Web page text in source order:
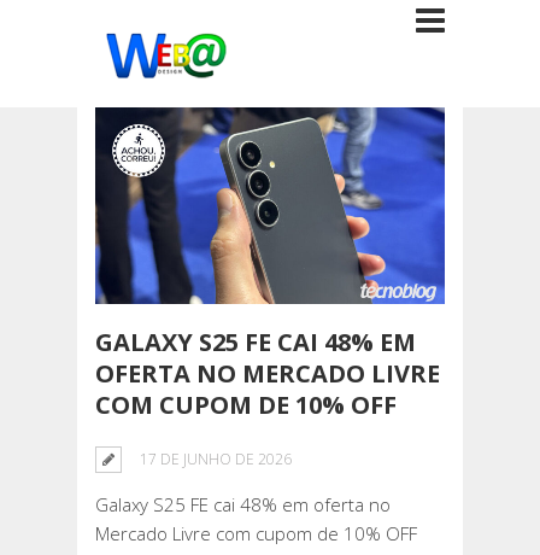
GALAXY S25 FE CAI 48% EM
OFERTA NO MERCADO LIVRE
COM CUPOM DE 10% OFF
17 DE JUNHO DE 2026
Galaxy S25 FE cai 48% em oferta no
Mercado Livre com cupom de 10% OFF